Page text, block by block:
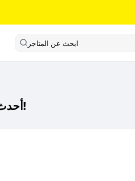
ابحث عن المتاجر
أحدث أكواد خصم جون كود خصم حصري لـ جون الآن!